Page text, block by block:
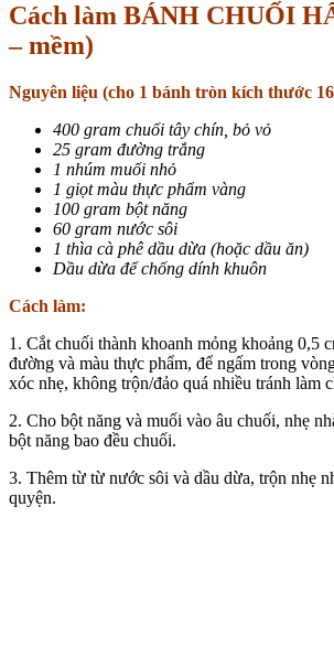
Cách làm BÁNH CHUỐI
– mềm)
Nguyên liệu (cho 1 bánh tròn kích thước
400 gram chuối tây chín, bỏ vỏ
25 gram đường trắng
1 nhúm muối nhỏ
1 giọt màu thực phẩm vàng
100 gram bột năng
60 gram nước sôi
1 thìa cà phê dầu dừa (hoặc dầu ăn)
Dầu dừa để chống dính khuôn
Cách làm:
1. Cắt chuối thành khoanh mỏng khoảng 0,5
đường và màu thực phẩm, để ngấm trong
xóc nhẹ, không trộn/đảo quá nhiều tránh làm
2. Cho bột năng và muối vào âu chuối, nhẹ
bột năng bao đều chuối.
3. Thêm từ từ nước sôi và dầu dừa, trộn nhẹ
quyện.